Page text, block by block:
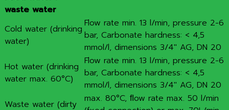
waste water
Cold water (drinking
water)
Flow rate min. 13 l/min, pressure 2-6
bar, Carbonate hardness: < 4,5
mmol/l, dimensions 3/4″ AG, DN 20
Hot water (drinking
water max. 60°C)
Flow rate min. 13 l/min, pressure 2-6
bar, Carbonate hardness: < 4,5
mmol/l, dimensions 3/4″ AG, DN 20
Waste water (dirty
max. 80°C, ﬂow rate max. 50 l/min